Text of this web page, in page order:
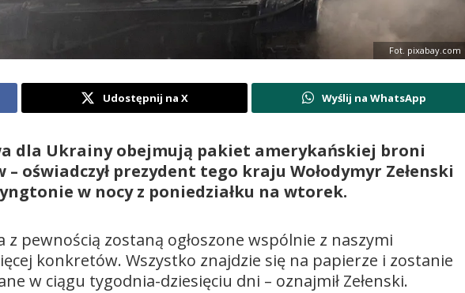
Fot. pixabay.com
Udostępnij na X Wyślij na WhatsApp
dla Ukrainy obejmują pakiet amerykańskiej broni
oświadczył prezydent tego kraju Wołodymyr Zełenski
w nocy z poniedziałku na wtorek.
z pewnością zostaną ogłoszone wspólnie z naszymi
konkretów. Wszystko znajdzie się na papierze i zostanie
w ciągu tygodnia-dziesięciu dni – oznajmił Zełenski.